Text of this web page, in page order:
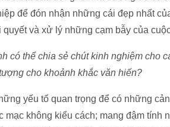
để đón nhận những cái đẹp nhất
quyết và xử lý những cạm bẫy của
có thể chia sẻ chút kinh nghiệm cho
cho khoảnh khắc văn hiến?
yếu tố quan trọng để có những
mạc không kiểu cách; mang đậm tính